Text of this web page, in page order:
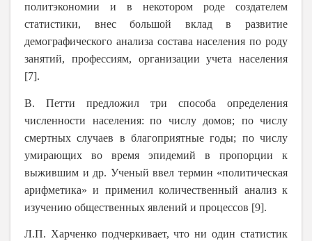
политэкономии и в некотором роде создателем
статистики, внес большой вклад в развитие
демографического анализа состава населения по роду
занятий, профессиям, организации учета населения
[7].
В. Петти предложил три способа определения
численности населения: по числу домов; по числу
смертных случаев в благоприятные годы; по числу
умирающих во время эпидемий в пропорции к
выжившим и др. Ученый ввел термин «политическая
арифметика» и применил количественный анализ к
изучению общественных явлений и процессов [9].
Л.П. Харченко подчеркивает, что ни один статистик